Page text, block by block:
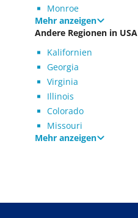
Monroe
Mehr anzeigen
Andere Regionen in USA
Kalifornien
Georgia
Virginia
Illinois
Colorado
Missouri
Mehr anzeigen